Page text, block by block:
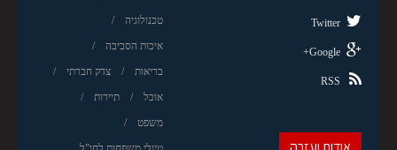
טכנולוגיה
איכות הסביבה
בריאות צדק חברתי
אוכל תיירות
משפט
Twitter
Google+
RSS